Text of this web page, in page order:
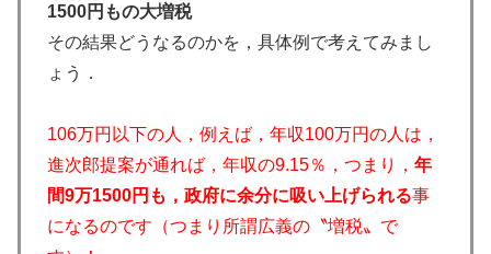
1500円もの大増税
その結果どうなるのかを，具体例で考えてみまし
ょう．
106万円以下の人，例えば，年収100万円の人は，
進次郎提案が通れば，年収の9.15％，つまり， 年
間9万1500円も，政府に余分に吸い上げられる事
になるのです（つまり所謂広義の〝増税〟で